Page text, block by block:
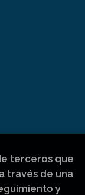
terceros que
través de una
y